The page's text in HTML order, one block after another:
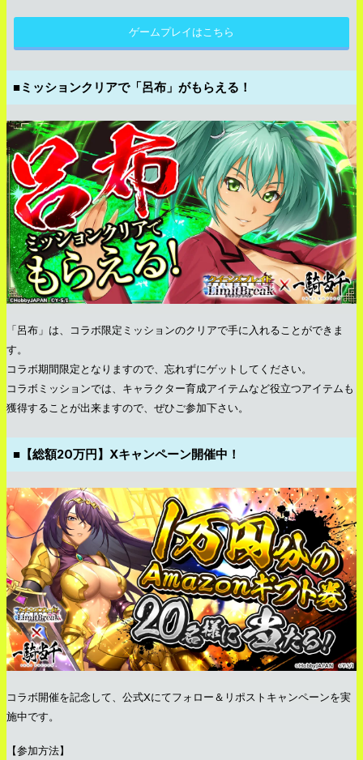
ゲームプレイはこちら
■ミッションクリアで「呂布」がもらえる！
「呂布」は、コラボ限定ミッションのクリアで手に入れることができま
す。
コラボ期間限定となりますので、忘れずにゲットしてください。
コラボミッションでは、キャラクター育成アイテムなど役立つアイテムも
獲得することが出来ますので、ぜひご参加下さい。
■【総額20万円】Xキャンペーン開催中！
コラボ開催を記念して、公式Xにてフォロー＆リポストキャンペーンを実
施中です。
【参加方法】